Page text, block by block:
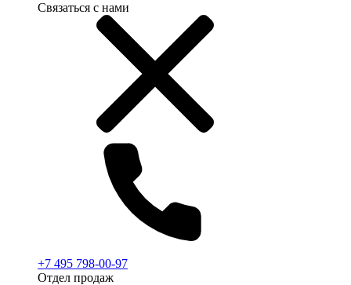
Связаться с нами
+7 495 798-00-97
Отдел продаж